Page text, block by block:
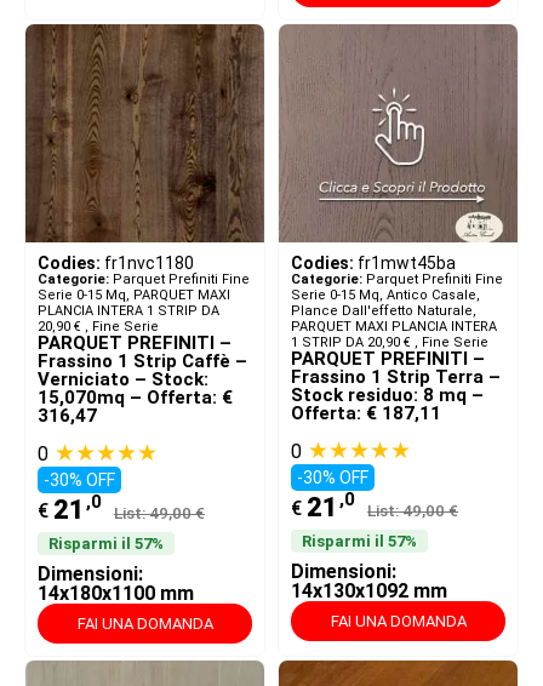
Codies: fr1nvc1180
Categorie: Parquet Prefiniti Fine
Serie 0-15 Mq, PARQUET MAXI
PLANCIA INTERA 1 STRIP DA
20,90 € ​ , Fine Serie
PARQUET PREFINITI –
Frassino 1 Strip Caffè –
Verniciato – Stock:
15,070mq – Offerta: €
316,47
0 ★★★★★
-30% OFF
€ 21 ,0 List: 49,00 €
Risparmi il 57%
Dimensioni:
14x180x1100 mm
FAI UNA DOMANDA
Codies: fr1mwt45ba
Categorie: Parquet Prefiniti Fine
Serie 0-15 Mq, Antico Casale,
Plance Dall'effetto Naturale,
PARQUET MAXI PLANCIA INTERA
1 STRIP DA 20,90 € ​ , Fine Serie
PARQUET PREFINITI –
Frassino 1 Strip Terra –
Stock residuo: 8 mq –
Offerta: € 187,11
0 ★★★★★
-30% OFF
€ 21 ,0 List: 49,00 €
Risparmi il 57%
Dimensioni:
14x130x1092 mm
FAI UNA DOMANDA